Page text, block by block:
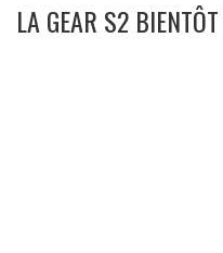
LA GEAR S2